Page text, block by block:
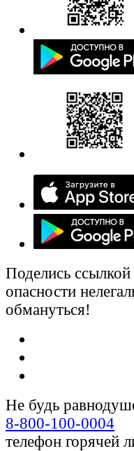
Поделись
опасности
обмануться!
Не будь
8-800-100-0004
телефон горячей